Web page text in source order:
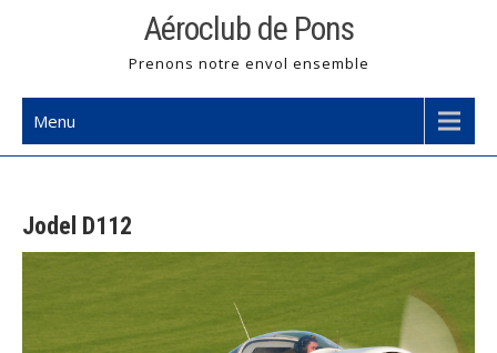
Aéroclub de Pons
Prenons notre envol ensemble
Menu
Jodel D112